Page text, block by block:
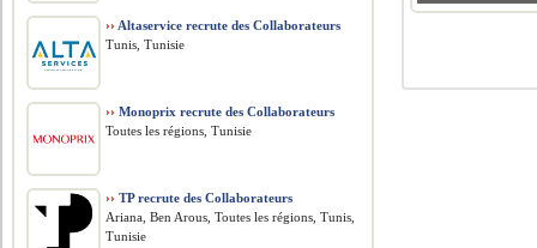
›› Altaservice recrute des Collaborateurs
Tunis, Tunisie
›› Monoprix recrute des Collaborateurs
Toutes les régions, Tunisie
›› TP recrute des Collaborateurs
Ariana, Ben Arous, Toutes les régions, Tunis,
Tunisie